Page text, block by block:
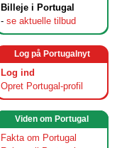
Billeje i Portugal
- se aktuelle tilbud
Log på Portugalnyt
Log ind
Opret Portugal-profil
Viden om Portugal
Fakta om Portugal